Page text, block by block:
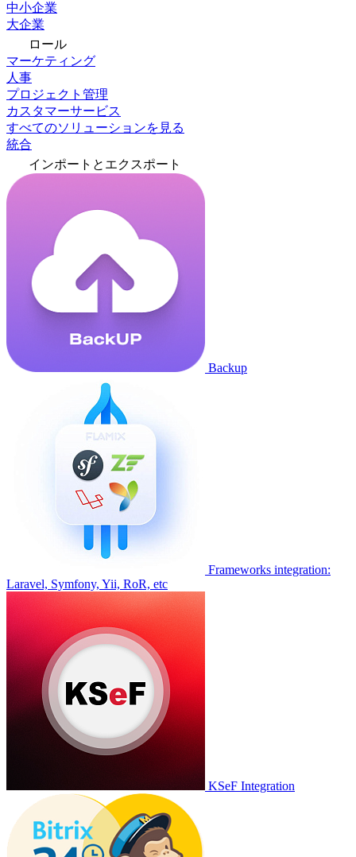
中小企業
大企業
ロール
マーケティング
人事
プロジェクト管理
カスタマーサービス
すべてのソリューションを見る
統合
インポートとエクスポート
Backup
Frameworks integration:
Laravel, Symfony, Yii, RoR, etc
KSeF Integration